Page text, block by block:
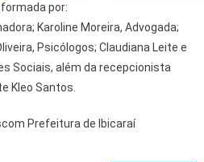
formada por:
Karoline Moreira, Advogada;
Psicólogos; Claudiana Leite e
Sociais, além da recepcionista
Kleo Santos.
Prefeitura de Ibicaraí